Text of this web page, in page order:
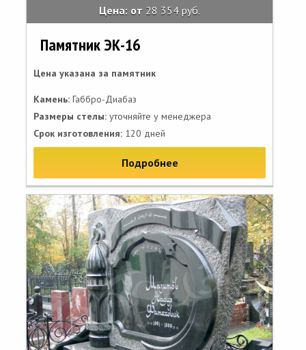
Цена: от 28 354 руб.
Памятник ЭК-16
Цена указана за памятник
Камень: Габбро-Диабаз
Размеры стелы: уточняйте у менеджера
Срок изготовления: 120 дней
Подробнее